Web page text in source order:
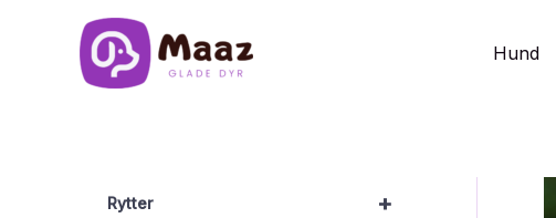
Hund
+
Rytter